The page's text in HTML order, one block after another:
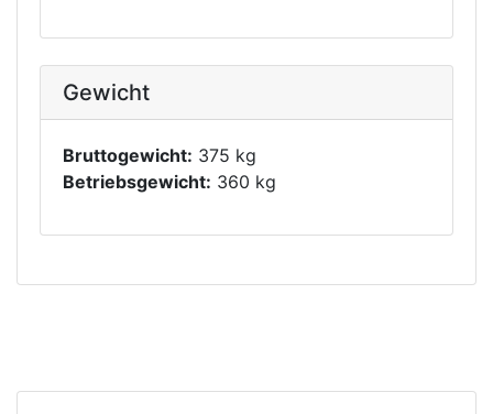
Gewicht
Bruttogewicht: 375 kg
Betriebsgewicht: 360 kg